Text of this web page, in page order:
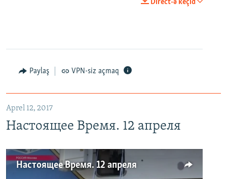
Direct-ə keçid
Paylaş VPN-siz açmaq
Aprel 12, 2017
Настоящее Время. 12 апреля
Настоящее Время. 12 апреля